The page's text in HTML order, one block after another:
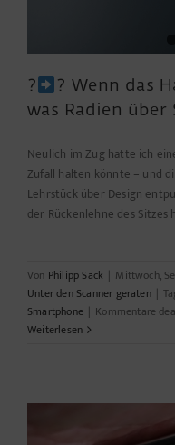
?
? Wenn das
was Radien über
Neulich im Zug hatte ich
Zufall halten könnte – und
Lehrstück über Design
der Rückenlehne des
Von Philipp Sack | Mittwoch,
Unter den Scanner geraten |
Smartphone | Kommentare
Weiterlesen